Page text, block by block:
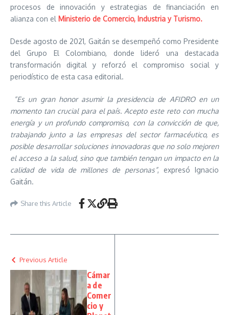
procesos de innovación y estrategias de financiación en
alianza con el Ministerio de Comercio, Industria y Turismo.
Desde agosto de 2021, Gaitán se desempeñó como Presidente
del Grupo El Colombiano, donde lideró una destacada
transformación digital y reforzó el compromiso social y
periodístico de esta casa editorial.
“Es un gran honor asumir la presidencia de AFIDRO en un
momento tan crucial para el país. Acepto este reto con mucha
energía y un profundo compromiso, con la convicción de que,
trabajando junto a las empresas del sector farmacéutico, es
posible desarrollar soluciones innovadoras que no solo mejoren
el acceso a la salud, sino que también tengan un impacto en la
calidad de vida de millones de personas”, expresó Ignacio
Gaitán.
Share this Article
Previous Article
Cámar
a de
Comer
cio y